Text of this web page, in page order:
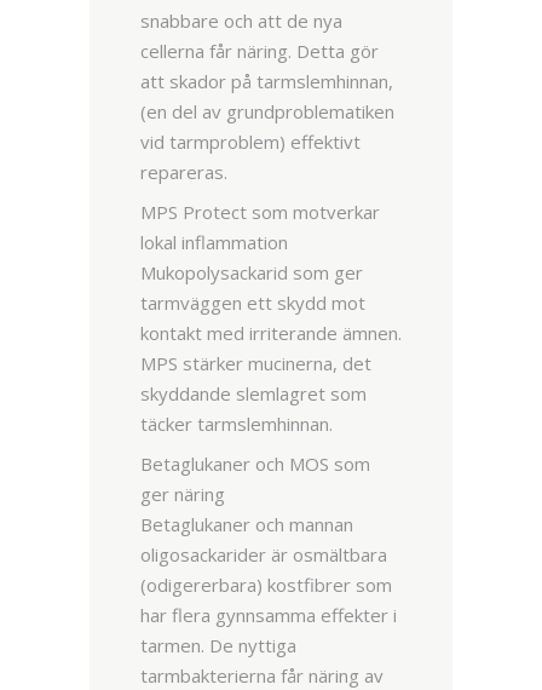
snabbare och att de nya
cellerna får näring. Detta gör
att skador på tarmslemhinnan,
(en del av grundproblematiken
vid tarmproblem) effektivt
repareras.
MPS Protect som motverkar
lokal inflammation
Mukopolysackarid som ger
tarmväggen ett skydd mot
kontakt med irriterande ämnen.
MPS stärker mucinerna, det
skyddande slemlagret som
täcker tarmslemhinnan.
Betaglukaner och MOS som
ger näring
Betaglukaner och mannan
oligosackarider är osmältbara
(odigererbara) kostfibrer som
har flera gynnsamma effekter i
tarmen. De nyttiga
tarmbakterierna får näring av